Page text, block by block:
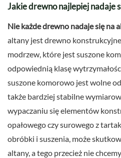
Jakie drewno najlepiej nadaje
Nie każde drewno nadaje się na
altany jest drewno
modrzew, które jest suszone
odpowiednią klasę
suszone komorowo jest wolne
także bardziej stabilne
wypaczaniu się elementów
opałowego czy surowego z
obróbki i suszenia, może
altany, a tego przecież nie chcemy.